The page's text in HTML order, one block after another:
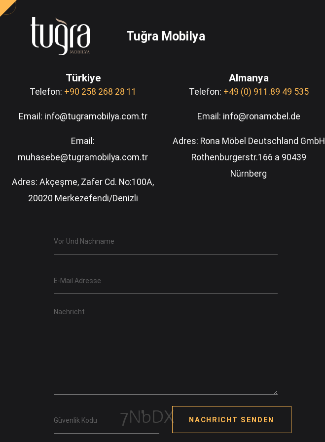
Tuğra Mobilya
Türkiye
Telefon: +90 258 268 28 11
Email: info@tugramobilya.com.tr
Email:
muhasebe@tugramobilya.com.tr
Adres: Akçeşme, Zafer Cd. No:100A,
20020 Merkezefendi/Denizli
Almanya
Telefon: +49 (0) 911.89 49 535
Email: info@ronamobel.de
Adres: Rona Möbel Deutschland GmbH
Rothenburgerstr.166 a 90439
Nürnberg
NACHRICHT SENDEN